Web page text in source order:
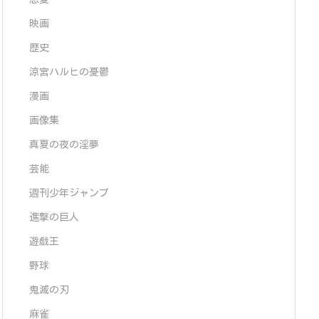
映画
歴史
涼宮ハルヒの憂鬱
漫画
画像集
真夏の夜の淫夢
芸能
週刊少年ジャンプ
進撃の巨人
遊戯王
野球
鬼滅の刃
麻雀